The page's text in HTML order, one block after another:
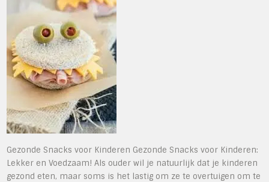
Gezonde Snacks voor Kinderen Gezonde Snacks voor Kinderen:
Lekker en Voedzaam! Als ouder wil je natuurlijk dat je kinderen
gezond eten, maar soms is het lastig om ze te overtuigen om te